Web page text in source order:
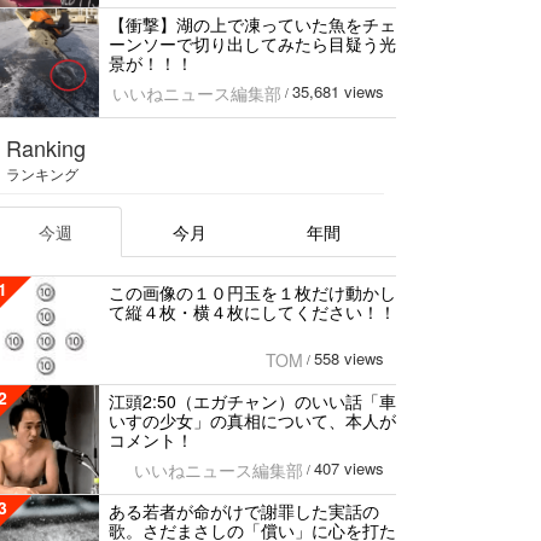
【衝撃】湖の上で凍っていた魚をチェ
ーンソーで切り出してみたら目疑う光
景が！！！
いいねニュース編集部 / 35,681 views
Ranking
ランキング
今週 今月 年間
この画像の１０円玉を１枚だけ動かし
て縦４枚・横４枚にしてください！！
TOM / 558 views
江頭2:50（エガチャン）のいい話「車
いすの少女」の真相について、本人が
コメント！
いいねニュース編集部 / 407 views
ある若者が命がけで謝罪した実話の
歌。さだまさしの「償い」に心を打た